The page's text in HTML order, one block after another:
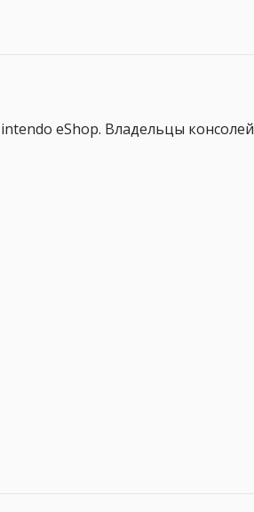
eShop. Владельцы консолей